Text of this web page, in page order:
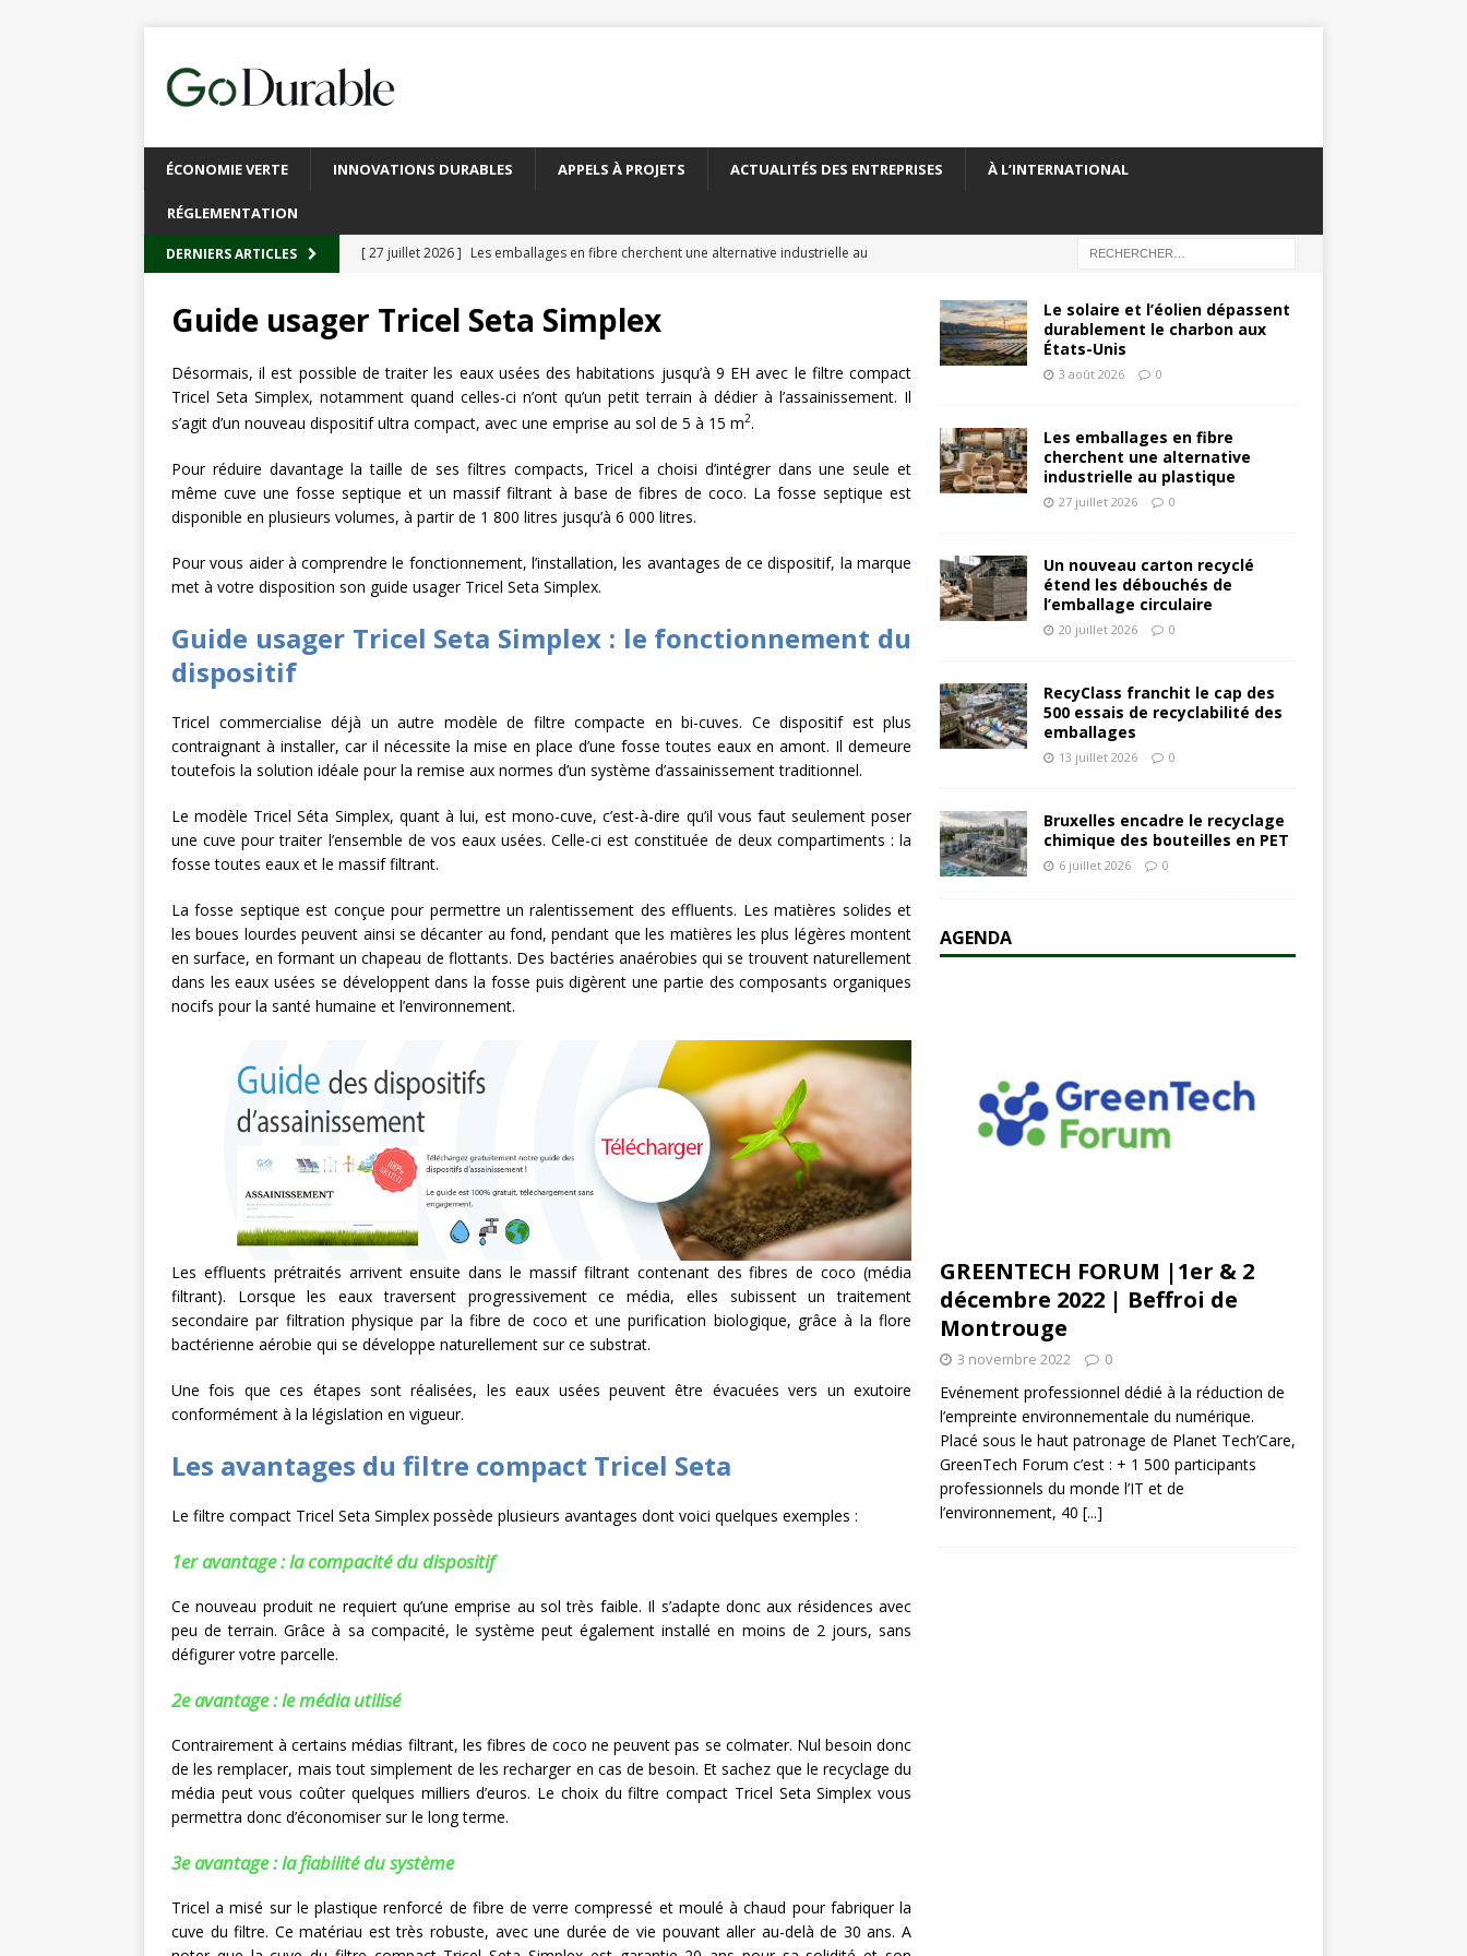
ÉCONOMIE VERTE INNOVATIONS DURABLES APPELS À PROJETS ACTUALITÉS DES ENTREPRISES À L’INTERNATIONAL
RÉGLEMENTATION
DERNIERS ARTICLES [ 27 juillet 2026 ] Les emballages en fibre cherchent une alternative industrielle au
[ 20 juillet 2026 ]
Un nouveau carton recyclé étend les débouchés de l’emballage
circulaire
ACTUALITÉS DES ENTREPRISES
[ 13 juillet 2026 ] RecyClass franchit le cap des 500 essais de recyclabilité des
ACTUALITÉS DES ENTREPRISES
[ 6 juillet 2026 ] Bruxelles encadre le recyclage chimique des bouteilles en PET
À
L’INTERNATIONAL
À L’INTERNATIONAL
Guide usager Tricel Seta Simplex
Désormais, il est possible de traiter les eaux usées des habitations jusqu’à 9 EH avec le filtre compact
Tricel Seta Simplex, notamment quand celles-ci n’ont qu’un petit terrain à dédier à l’assainissement. Il
s’agit d’un nouveau dispositif ultra compact, avec une emprise au sol de 5 à 15 m2.
Pour réduire davantage la taille de ses filtres compacts, Tricel a choisi d’intégrer dans une seule et
même cuve une fosse septique et un massif filtrant à base de fibres de coco. La fosse septique est
disponible en plusieurs volumes, à partir de 1 800 litres jusqu’à 6 000 litres.
Pour vous aider à comprendre le fonctionnement, l’installation, les avantages de ce dispositif, la marque
met à votre disposition son guide usager Tricel Seta Simplex.
Guide usager Tricel Seta Simplex : le fonctionnement du
dispositif
Tricel commercialise déjà un autre modèle de filtre compacte en bi-cuves. Ce dispositif est plus
contraignant à installer, car il nécessite la mise en place d’une fosse toutes eaux en amont. Il demeure
toutefois la solution idéale pour la remise aux normes d’un système d’assainissement traditionnel.
Le modèle Tricel Séta Simplex, quant à lui, est mono-cuve, c’est-à-dire qu’il vous faut seulement poser
une cuve pour traiter l’ensemble de vos eaux usées. Celle-ci est constituée de deux compartiments : la
fosse toutes eaux et le massif filtrant.
La fosse septique est conçue pour permettre un ralentissement des effluents. Les matières solides et
les boues lourdes peuvent ainsi se décanter au fond, pendant que les matières les plus légères montent
en surface, en formant un chapeau de flottants. Des bactéries anaérobies qui se trouvent naturellement
dans les eaux usées se développent dans la fosse puis digèrent une partie des composants organiques
nocifs pour la santé humaine et l’environnement.
Les effluents prétraités arrivent ensuite dans le massif filtrant contenant des fibres de coco (média
filtrant). Lorsque les eaux traversent progressivement ce média, elles subissent un traitement
secondaire par filtration physique par la fibre de coco et une purification biologique, grâce à la flore
bactérienne aérobie qui se développe naturellement sur ce substrat.
Une fois que ces étapes sont réalisées, les eaux usées peuvent être évacuées vers un exutoire
conformément à la législation en vigueur.
Les avantages du filtre compact Tricel Seta
Le filtre compact Tricel Seta Simplex possède plusieurs avantages dont voici quelques exemples :
1er avantage : la compacité du dispositif
Ce nouveau produit ne requiert qu’une emprise au sol très faible. Il s’adapte donc aux résidences avec
peu de terrain. Grâce à sa compacité, le système peut également installé en moins de 2 jours, sans
défigurer votre parcelle.
2e avantage : le média utilisé
Contrairement à certains médias filtrant, les fibres de coco ne peuvent pas se colmater. Nul besoin donc
de les remplacer, mais tout simplement de les recharger en cas de besoin. Et sachez que le recyclage du
média peut vous coûter quelques milliers d’euros. Le choix du filtre compact Tricel Seta Simplex vous
permettra donc d’économiser sur le long terme.
3e avantage : la fiabilité du système
Tricel a misé sur le plastique renforcé de fibre de verre compressé et moulé à chaud pour fabriquer la
cuve du filtre. Ce matériau est très robuste, avec une durée de vie pouvant aller au-delà de 30 ans. A
Le solaire et l’éolien dépassent
durablement le charbon aux
États-Unis
3 août 2026 0
Les emballages en fibre
cherchent une alternative
industrielle au plastique
27 juillet 2026 0
Un nouveau carton recyclé
étend les débouchés de
l’emballage circulaire
20 juillet 2026 0
RecyClass franchit le cap des
500 essais de recyclabilité des
emballages
13 juillet 2026 0
Bruxelles encadre le recyclage
chimique des bouteilles en PET
6 juillet 2026 0
AGENDA
GREENTECH FORUM |1er & 2
décembre 2022 | Beffroi de
Montrouge
3 novembre 2022 0
Evénement professionnel dédié à la réduction de
l’empreinte environnementale du numérique.
Placé sous le haut patronage de Planet Tech’Care,
GreenTech Forum c’est : + 1 500 participants
professionnels du monde l’IT et de
l’environnement, 40 [...]